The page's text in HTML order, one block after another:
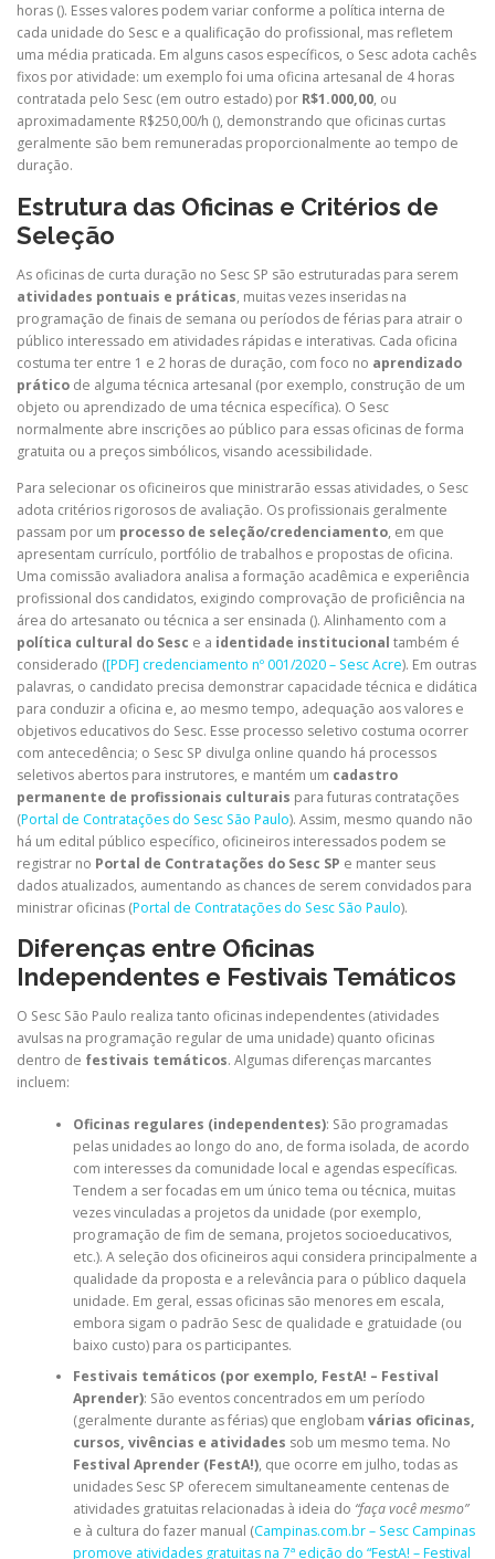
horas (). Esses valores podem variar conforme a política interna de
cada unidade do Sesc e a qualificação do profissional, mas refletem
uma média praticada. Em alguns casos específicos, o Sesc adota cachês
fixos por atividade: um exemplo foi uma oficina artesanal de 4 horas
contratada pelo Sesc (em outro estado) por R$1.000,00, ou
aproximadamente R$250,00/h (), demonstrando que oficinas curtas
geralmente são bem remuneradas proporcionalmente ao tempo de
duração.
Estrutura das Oficinas e Critérios de
Seleção
As oficinas de curta duração no Sesc SP são estruturadas para serem
atividades pontuais e práticas, muitas vezes inseridas na
programação de finais de semana ou períodos de férias para atrair o
público interessado em atividades rápidas e interativas. Cada oficina
costuma ter entre 1 e 2 horas de duração, com foco no aprendizado
prático de alguma técnica artesanal (por exemplo, construção de um
objeto ou aprendizado de uma técnica específica). O Sesc
normalmente abre inscrições ao público para essas oficinas de forma
gratuita ou a preços simbólicos, visando acessibilidade.
Para selecionar os oficineiros que ministrarão essas atividades, o Sesc
adota critérios rigorosos de avaliação. Os profissionais geralmente
passam por um processo de seleção/credenciamento, em que
apresentam currículo, portfólio de trabalhos e propostas de oficina.
Uma comissão avaliadora analisa a formação acadêmica e experiência
profissional dos candidatos, exigindo comprovação de proficiência na
área do artesanato ou técnica a ser ensinada (). Alinhamento com a
política cultural do Sesc e a identidade institucional também é
considerado ([PDF] credenciamento nº 001/2020 – Sesc Acre). Em outras
palavras, o candidato precisa demonstrar capacidade técnica e didática
para conduzir a oficina e, ao mesmo tempo, adequação aos valores e
objetivos educativos do Sesc. Esse processo seletivo costuma ocorrer
com antecedência; o Sesc SP divulga online quando há processos
seletivos abertos para instrutores, e mantém um cadastro
permanente de profissionais culturais para futuras contratações
(Portal de Contratações do Sesc São Paulo). Assim, mesmo quando não
há um edital público específico, oficineiros interessados podem se
registrar no Portal de Contratações do Sesc SP e manter seus
dados atualizados, aumentando as chances de serem convidados para
ministrar oficinas (Portal de Contratações do Sesc São Paulo).
Diferenças entre Oficinas
Independentes e Festivais Temáticos
O Sesc São Paulo realiza tanto oficinas independentes (atividades
avulsas na programação regular de uma unidade) quanto oficinas
dentro de festivais temáticos. Algumas diferenças marcantes
incluem:
Oficinas regulares (independentes): São programadas
pelas unidades ao longo do ano, de forma isolada, de acordo
com interesses da comunidade local e agendas específicas.
Tendem a ser focadas em um único tema ou técnica, muitas
vezes vinculadas a projetos da unidade (por exemplo,
programação de fim de semana, projetos socioeducativos,
etc.). A seleção dos oficineiros aqui considera principalmente a
qualidade da proposta e a relevância para o público daquela
unidade. Em geral, essas oficinas são menores em escala,
embora sigam o padrão Sesc de qualidade e gratuidade (ou
baixo custo) para os participantes.
Festivais temáticos (por exemplo, FestA! – Festival
Aprender): São eventos concentrados em um período
(geralmente durante as férias) que englobam várias oficinas,
cursos, vivências e atividades sob um mesmo tema. No
Festival Aprender (FestA!), que ocorre em julho, todas as
unidades Sesc SP oferecem simultaneamente centenas de
atividades gratuitas relacionadas à ideia do “faça você mesmo”
e à cultura do fazer manual (Campinas.com.br – Sesc Campinas
promove atividades gratuitas na 7ª edição do “FestA! – Festival